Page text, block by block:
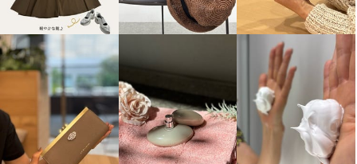
モカサン ジュンコシマダ カシ
ミヤ カーディガン
ライトグレー Ｍ